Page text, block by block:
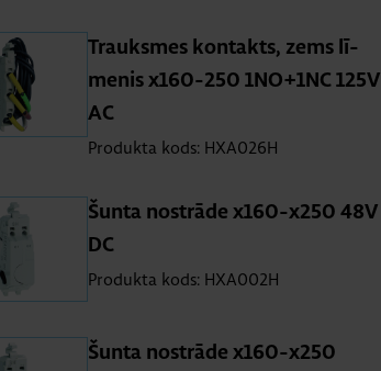
Trauk­smes kon­takts, zems lī­
me­nis x160-250 1NO+1NC 125V
AC
Produkta kods: HXA026H
Šunta no­strāde x160-x250 48V
DC
Produkta kods: HXA002H
Šunta no­strāde x160-x250